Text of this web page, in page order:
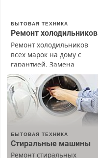
БЫТОВАЯ ТЕХНИКА
Ремонт холодильников
Ремонт холодильников
всех марок на дому с
гарантией. Замена
резины. Качественно.
Недорого. Без выходных.
Все районы. Скидка.
Вызов бесплатный.
БЫТОВАЯ ТЕХНИКА
Стиральные машины
Ремонт стиральных